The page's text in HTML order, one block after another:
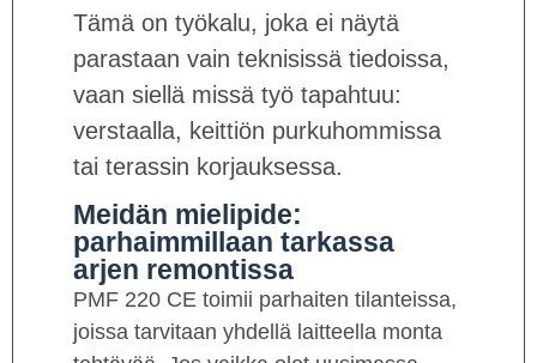
Tämä on työkalu, joka ei näytä
parastaan vain teknisissä tiedoissa,
vaan siellä missä työ tapahtuu:
verstaalla, keittiön purkuhommissa
tai terassin korjauksessa.
Meidän mielipide:
parhaimmillaan tarkassa
arjen remontissa
PMF 220 CE toimii parhaiten tilanteissa,
joissa tarvitaan yhdellä laitteella monta